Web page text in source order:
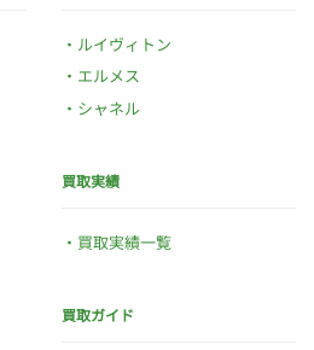
ルイヴィトン
エルメス
シャネル
買取実績
買取実績一覧
買取ガイド